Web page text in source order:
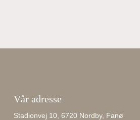
Vår adresse
Stadionvej 10, 6720 Nordby, Fanø